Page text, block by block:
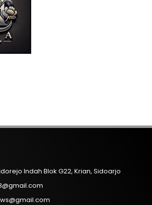
Indah Blok G22, Krian, Sidoarjo